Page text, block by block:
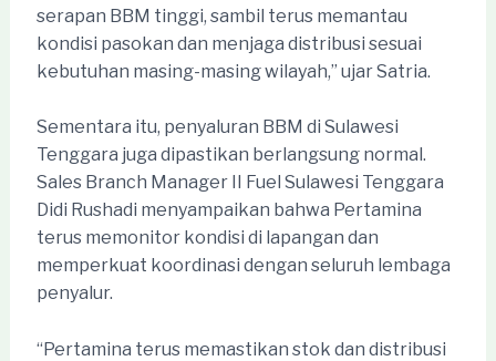
serapan BBM tinggi, sambil terus memantau
kondisi pasokan dan menjaga distribusi sesuai
kebutuhan masing-masing wilayah,” ujar Satria.
Sementara itu, penyaluran BBM di Sulawesi
Tenggara juga dipastikan berlangsung normal.
Sales Branch Manager II Fuel Sulawesi Tenggara
Didi Rushadi menyampaikan bahwa Pertamina
terus memonitor kondisi di lapangan dan
memperkuat koordinasi dengan seluruh lembaga
penyalur.
“Pertamina terus memastikan stok dan distribusi